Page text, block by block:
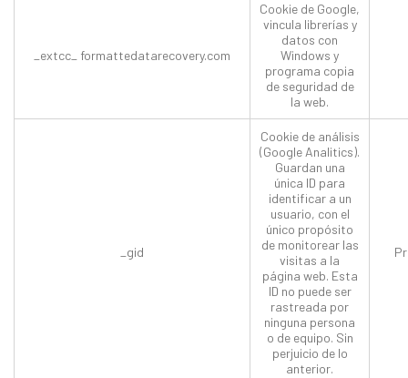
_extcc_ formattedatarecovery.com
Cookie de Google,
vincula librerías y
datos con
Windows y
programa copia
de seguridad de
la web.
_gid
Cookie de análisis
(Google Analitics).
Guardan una
única ID para
identificar a un
usuario, con el
único propósito
de monitorear las
visitas a la
página web. Esta
ID no puede ser
rastreada por
ninguna persona
o de equipo. Sin
perjuicio de lo
anterior.